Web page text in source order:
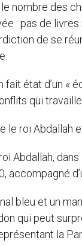
nombre des
: pas de
de se
état d’un «
qui
roi Abdallah
Abdallah,
accompagné
bleu et un
qui peut
la